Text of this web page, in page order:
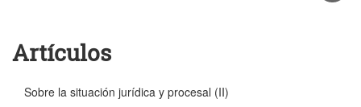
Artículos
Sobre la situación jurídica y procesal (II)